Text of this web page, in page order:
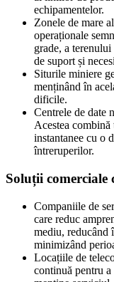
echipamentelor.
Zonele de mare
operaționale
grade, a
de suport și
Siturile miniere
menținând în
dificile.
Centrele de date
Acestea
instantanee cu o
întreruperilor.
Soluții comerciale
Companiile de
care reduc
mediu, reducând
minimizând
Locațiile de
continuă pentru